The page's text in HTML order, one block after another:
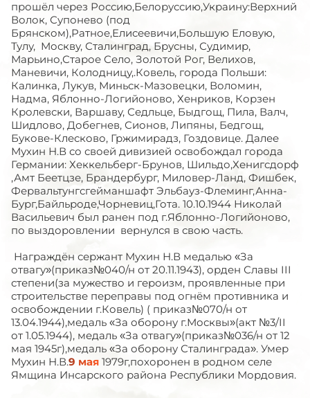
прошёл через Россию,Белоруссию,Украину:Верхний
Волок, Супонево (под
Брянском),Ратное,Елисеевичи,Большую Еловую,
Тулу, Москву, Сталинград, Брусны, Судимир,
Марьино,Старое Село, Золотой Рог, Велихов,
Маневичи, Колодницу,.Ковель, города Польши:
Калинка, Лукув, Миньск-Мазовецки, Воломин,
Надма, Яблонно-Логийоново, Хенриков, Корзен
Кролевски, Варшаву, Седльце, Быдгощ, Пила, Валч,
Шидлово, Добегнев, Сионов, Липяны, Бедгощ,
Букове-Клесково, Гржимирадз, Гоздовице. Далее
Мухин Н.В со своей дивизией освобождал города
Германии: Хеккельберг-Брунов, Шильдо,Хенигсдорф
,Амт Беетцзе, Брандербург, Миловер-Ланд, Фишбек,
Фервальтунгсгейманшафт Эльбауз-Флеминг,Анна-
Бург,Байльроде,Чорневиц,Гота. 10.10.1944 Николай
Васильевич был ранен под г.Яблонно-Логийоново,
по выздоровлении вернулся в свою часть.
Награждён сержант Мухин Н.В медалью «За
отвагу»(приказ№040/н от 20.11.1943), орден Славы III
степени(за мужество и героизм, проявленные при
строительстве переправы под огнём противника и
освобождении г.Ковель) ( приказ№070/н от
13.04.1944),медаль «За оборону г.Москвы»(акт №3/II
от 1.05.1944), медаль «За отвагу»(приказ№036/н от 12
мая 1945г),медаль «За оборону Сталинграда». Умер
Мухин Н.В.9 мая 1979г,похоронен в родном селе
Ямщина Инсарского района Республики Мордовия.